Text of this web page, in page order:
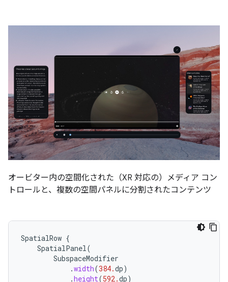
オービター内の空間化された（XR 対応の）メディア コン
トロールと、複数の空間パネルに分割されたコンテンツ
SpatialRow {
SpatialPanel(
SubspaceModifier
.width(384.dp)
.height(592.dp)